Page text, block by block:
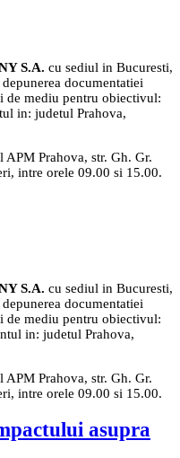
S.A. cu sediul in Bucuresti,
documentatiei
de mediu pentru obiectivul:
in: judetul Prahova,
Prahova, str. Gh. Gr.
intre orele 09.00 si 15.00.
S.A. cu sediul in Bucuresti,
documentatiei
de mediu pentru obiectivul:
in: judetul Prahova,
Prahova, str. Gh. Gr.
intre orele 09.00 si 15.00.
asupra